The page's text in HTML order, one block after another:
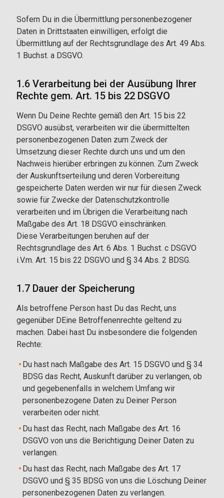
Sofern Du in die Übermittlung personenbezogener
Daten in Drittstaaten einwilligen, erfolgt die
Übermittlung auf der Rechtsgrundlage des Art. 49 Abs.
1 Buchst. a DSGVO.
1.6 Verarbeitung bei der Ausübung Ihrer
Rechte gem. Art. 15 bis 22 DSGVO
Wenn Du Deine Rechte gemäß den Art. 15 bis 22
DSGVO ausübst, verarbeiten wir die übermittelten
personenbezogenen Daten zum Zweck der
Umsetzung dieser Rechte durch uns und um den
Nachweis hierüber erbringen zu können. Zum Zweck
der Auskunftserteilung und deren Vorbereitung
gespeicherte Daten werden wir nur für diesen Zweck
sowie für Zwecke der Datenschutzkontrolle
verarbeiten und im Übrigen die Verarbeitung nach
Maßgabe des Art. 18 DSGVO einschränken.
Diese Verarbeitungen beruhen auf der
Rechtsgrundlage des Art. 6 Abs. 1 Buchst. c DSGVO
i.V.m. Art. 15 bis 22 DSGVO und § 34 Abs. 2 BDSG.
1.7 Dauer der Speicherung
Als betroffene Person hast Du das Recht, uns
gegenüber DEine Betroffenenrechte geltend zu
machen. Dabei hast Du insbesondere die folgenden
Rechte:
Du hast nach Maßgabe des Art. 15 DSGVO und § 34
BDSG das Recht, Auskunft darüber zu verlangen, ob
und gegebenenfalls in welchem Umfang wir
personenbezogene Daten zu Deiner Person
verarbeiten oder nicht.
Du hast das Recht, nach Maßgabe des Art. 16
DSGVO von uns die Berichtigung Deiner Daten zu
verlangen.
Du hast das Recht, nach Maßgabe des Art. 17
DSGVO und § 35 BDSG von uns die Löschung Deiner
personenbezogenen Daten zu verlangen.